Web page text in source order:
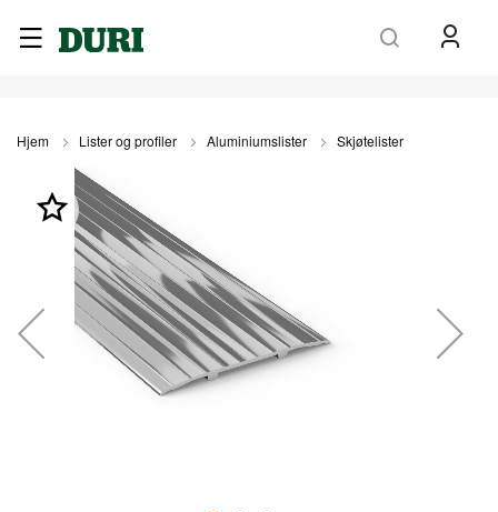
Hjem Lister og profiler Aluminiumslister Skjøtelister
slutten
bildegalleri